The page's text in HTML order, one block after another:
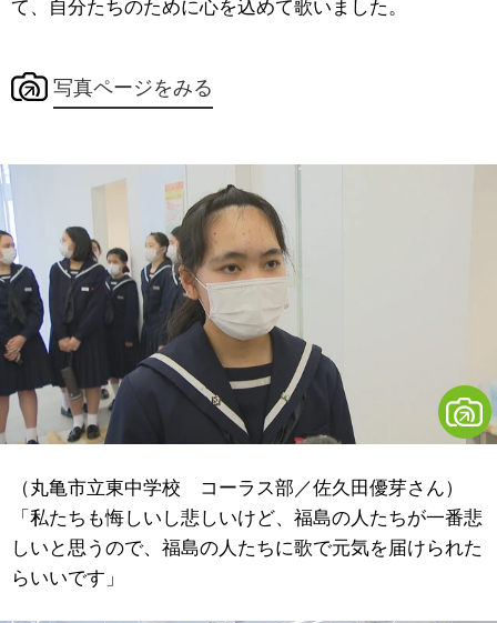
て、自分たちのために心を込めて歌いました。
写真ページをみる
（丸亀市立東中学校 コーラス部／佐久田優芽さん）
「私たちも悔しいし悲しいけど、福島の人たちが一番悲
しいと思うので、福島の人たちに歌で元気を届けられた
らいいです」